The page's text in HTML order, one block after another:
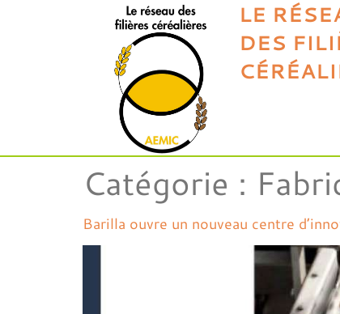
LE
DES
Catégorie :
Barilla ouvre un nouveau centre